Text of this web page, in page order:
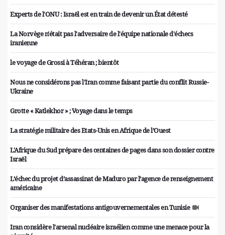
Experts de l'ONU : Israël est en train de devenir un État détesté
La Norvège n'était pas l'adversaire de l'équipe nationale d'échecs
iranienne
le voyage de Grossi à Téhéran ; bientôt
Nous ne considérons pas l'Iran comme faisant partie du conflit Russie-
Ukraine
Grotte « Katlekhor » ; Voyage dans le temps
La stratégie militaire des Etats-Unis en Afrique de l’Ouest
L'Afrique du Sud prépare des centaines de pages dans son dossier contre
Israël
L’échec du projet d’assassinat de Maduro par l’agence de renseignement
américaine
Organiser des manifestations antigouvernementales en Tunisie
Iran considère l'arsenal nucléaire israélien comme une menace pour la